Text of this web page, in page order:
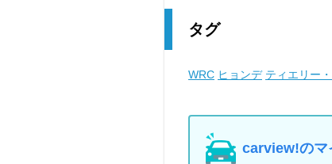
タグ
WRC ヒョンデ ティエリー
carview!のマ